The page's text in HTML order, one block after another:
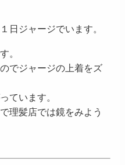
日ジャージでいます。
。
でジャージの上着をズ
ています。
理髪店では鏡をみよう